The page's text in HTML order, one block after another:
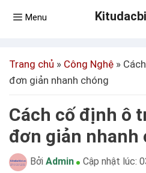
Menu
Trang chủ » Công Nghệ »
đơn giản nhanh chóng
Cách cố định ô
đơn giản nhanh
Bởi Admin Cập nhật lúc: